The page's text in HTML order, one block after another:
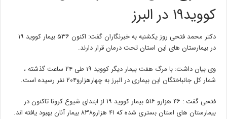
کووید۱۹ در البرز
دکتر محمد فتحی روز یکشنبه به خبرنگاران گفت: اکنون ۵۳۶ بیمار کووید ۱۹
در بیمارستان های این استان تحت درمان قرار دارند.
وی بیان داشت: با مرگ هفت بیمار دیگر کووید ۱۹ طی ۲۴ ساعت گذشته ،
شمار کل جانباختگان این بیماری در البرز به چهارهزارو۲۰۴ نفر رسیده است.
فتحی گفت : ۴۶ هزارو ۵۱۶ بیمار کووید ۱۹ از ابتدای شیوع کرونا تاکنون در
بیمارستان های استان بستری شده که ۴۱ هزارو۸۳۸ بیمار آنان بهبود یافته اند.